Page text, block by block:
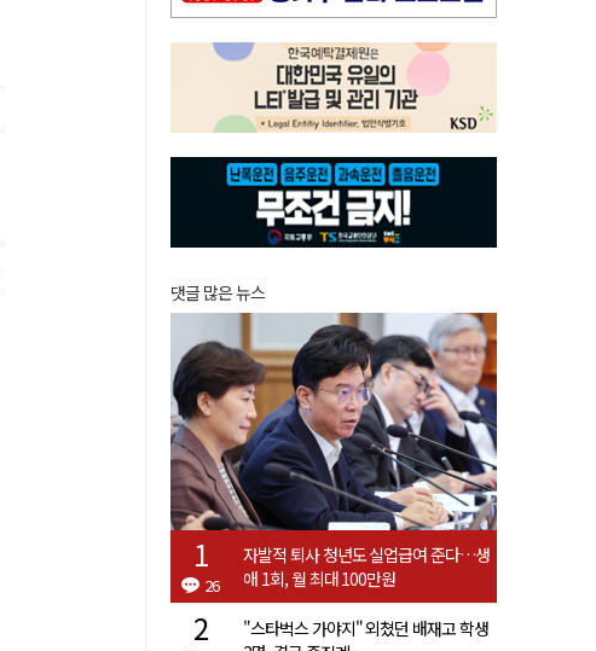
댓글 많은 뉴스
26
자발적 퇴사 청년도 실업급여 준다…생
애 1회, 월 최대 100만원
"스타벅스 가야지" 외쳤던 배재고 학생